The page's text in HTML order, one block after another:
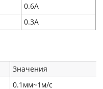
0.6A
0.3A
Значения
0.1мм~1м/с